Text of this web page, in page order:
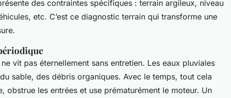
des contraintes spécifiques : terrain argileux, niveau
etc. C’est ce diagnostic terrain qui transforme une
vit pas éternellement sans entretien. Les eaux pluviales
sable, des débris organiques. Avec le temps, tout cela
obstrue les entrées et use prématurément le moteur. Un